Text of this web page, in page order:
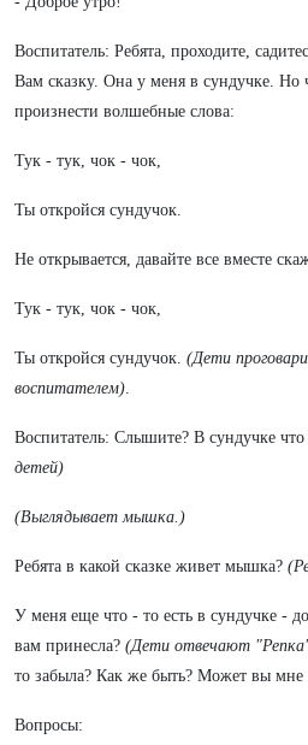
Воспитатель: Ребята, проходите,
Вам сказку. Она у меня в сундучке. Но
произнести волшебные слова:
Тук - тук, чок - чок,
Ты откройся сундучок.
Не открывается, давайте все вместе
Тук - тук, чок - чок,
Ты откройся сундучок. (Дети
воспитателем).
Воспитатель: Слышите? В сундучке
детей)
(Выглядывает мышка.)
Ребята в какой сказке живет мышка?
У меня еще что - то есть в сундучке -
вам принесла? (Дети отвечают
то забыла? Как же быть? Может вы мне
Вопросы: